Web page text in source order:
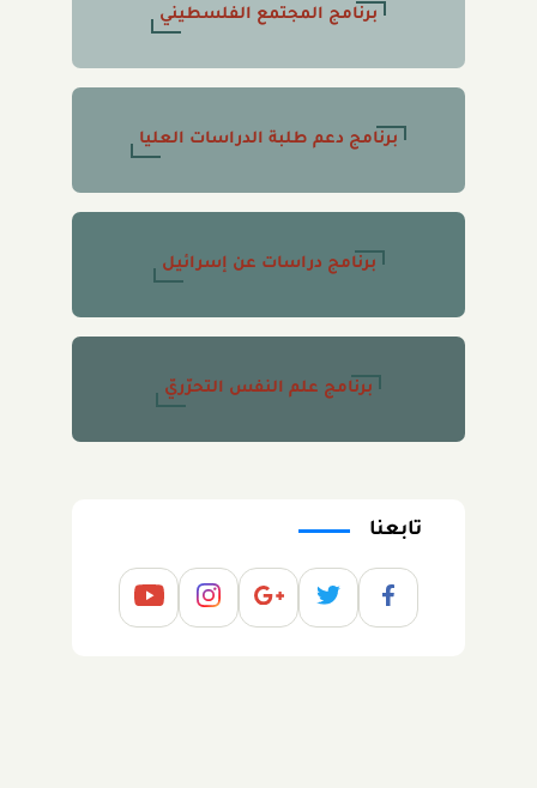
برنامج المجتمع الفلسطيني
برنامج دعم طلبة الدراسات العليا
برنامج دراسات عن إسرائيل
برنامج علم النفس التحرّريّ
تابعنا